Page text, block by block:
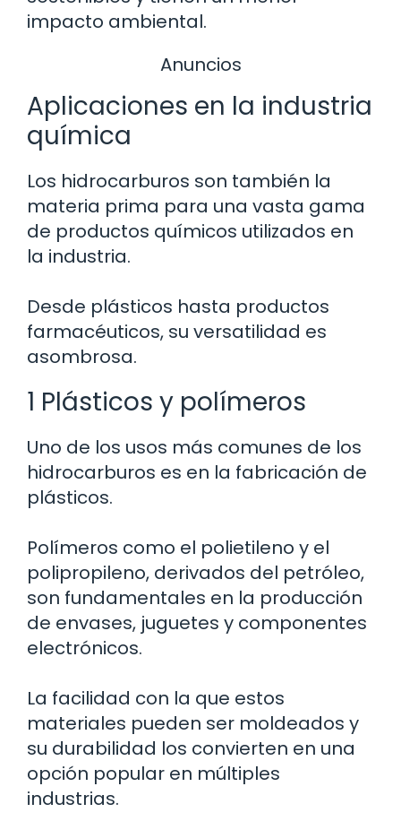
impacto ambiental.
Anuncios
Aplicaciones en la industria
química
Los hidrocarburos son también la
materia prima para una vasta gama
de productos químicos utilizados en
la industria.
Desde plásticos hasta productos
farmacéuticos, su versatilidad es
asombrosa.
1 Plásticos y polímeros
Uno de los usos más comunes de los
hidrocarburos es en la fabricación de
plásticos.
Polímeros como el polietileno y el
polipropileno, derivados del petróleo,
son fundamentales en la producción
de envases, juguetes y componentes
electrónicos.
La facilidad con la que estos
materiales pueden ser moldeados y
su durabilidad los convierten en una
opción popular en múltiples
industrias.